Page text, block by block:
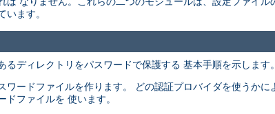
います。
るディレクトリをパスワードで保護する 基本手順を示します。
ワードファイルを作ります。 どの認証プロバイダを使うか
ドファイルを 使います。